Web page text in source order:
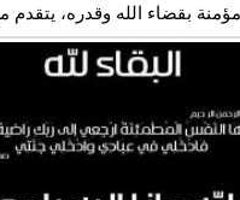
بقضاء الله وقدره، يتقدم